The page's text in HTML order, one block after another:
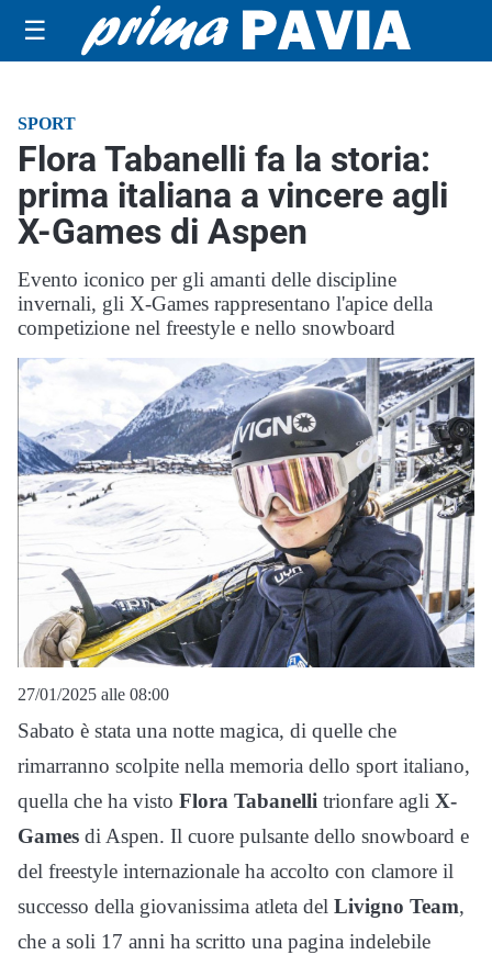
☰
SPORT
Flora Tabanelli fa la storia:
prima italiana a vincere agli
X-Games di Aspen
Evento iconico per gli amanti delle discipline
invernali, gli X-Games rappresentano l'apice della
competizione nel freestyle e nello snowboard
27/01/2025 alle 08:00
Sabato è stata una notte magica, di quelle che
rimarranno scolpite nella memoria dello sport italiano,
quella che ha visto Flora Tabanelli trionfare agli X-
Games di Aspen. Il cuore pulsante dello snowboard e
del freestyle internazionale ha accolto con clamore il
successo della giovanissima atleta del Livigno Team,
che a soli 17 anni ha scritto una pagina indelebile